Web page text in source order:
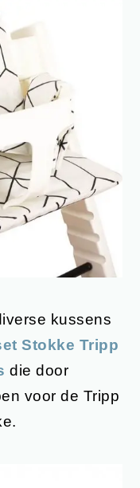
kussens
Stokke Tripp
die door
voor de Tripp